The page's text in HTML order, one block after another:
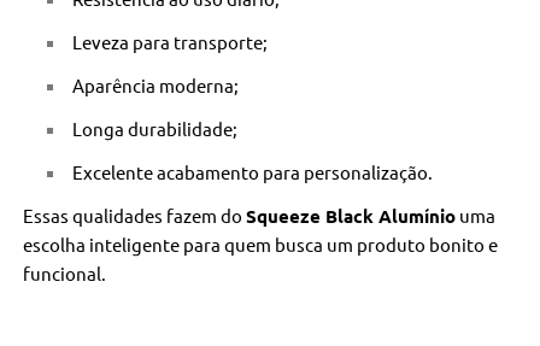
Leveza para transporte;
Aparência moderna;
Longa durabilidade;
Excelente acabamento para personalização.
Essas qualidades fazem doSqueeze Black Alumínio uma
escolha inteligente para quem busca um produto bonito e
funcional.